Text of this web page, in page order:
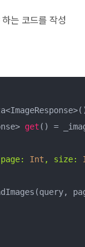
는 코드를 작성
get () =
Int , size: